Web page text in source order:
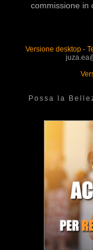
commissione in
Versione desktop-
Possa la